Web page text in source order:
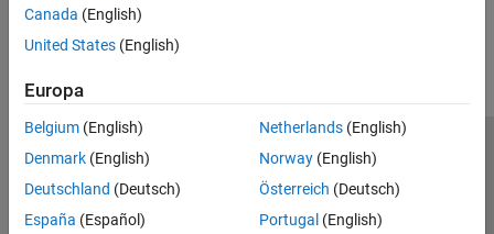
Visualization
Aerospace Toolbox
Canada (English)
United States (English)
Europa
Belgium (English)
Denmark (English)
Deutschland (Deutsch)
España (Español)
Netherlands(English)
Norway(English)
Österreich (Deutsch)
Portugal (English)
Centro di fiducia
Informativa sulla privacy
Antipirateria
Stato dell'applicazione
Contatti
© 1994-2026 The MathWorks, Inc.